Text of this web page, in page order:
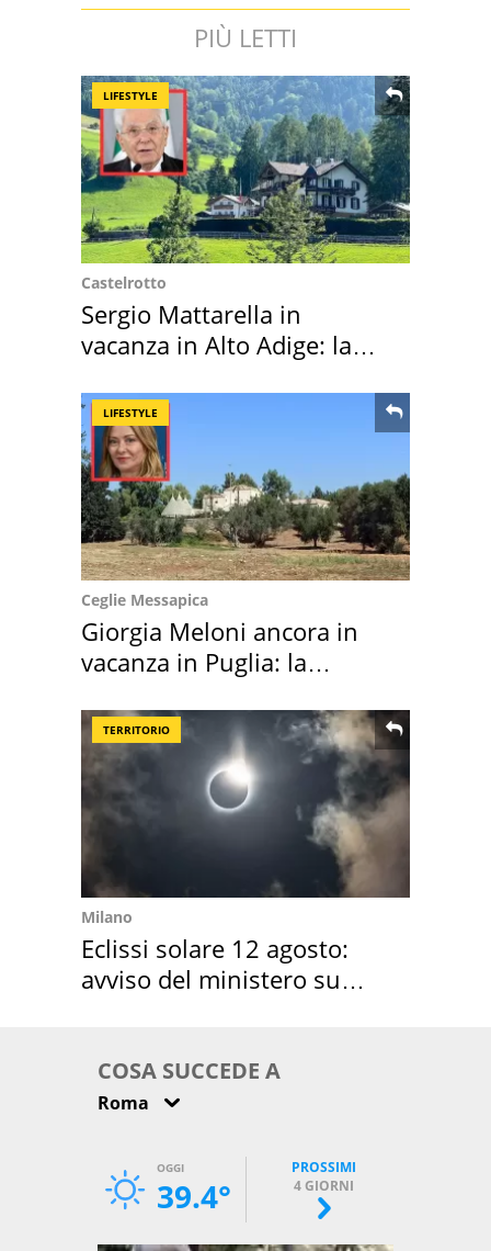
PIÙ LETTI
LIFESTYLE
Castelrotto
Sergio Mattarella in
vacanza in Alto Adige: la
LIFESTYLE
Ceglie Messapica
Giorgia Meloni ancora in
vacanza in Puglia: la
TERRITORIO
Milano
Eclissi solare 12 agosto:
avviso del ministero su